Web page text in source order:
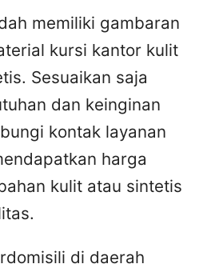
memiliki gambaran
kursi kantor kulit
Sesuaikan saja
dan keinginan
kontak layanan
harga
kulit atau sintetis
di daerah